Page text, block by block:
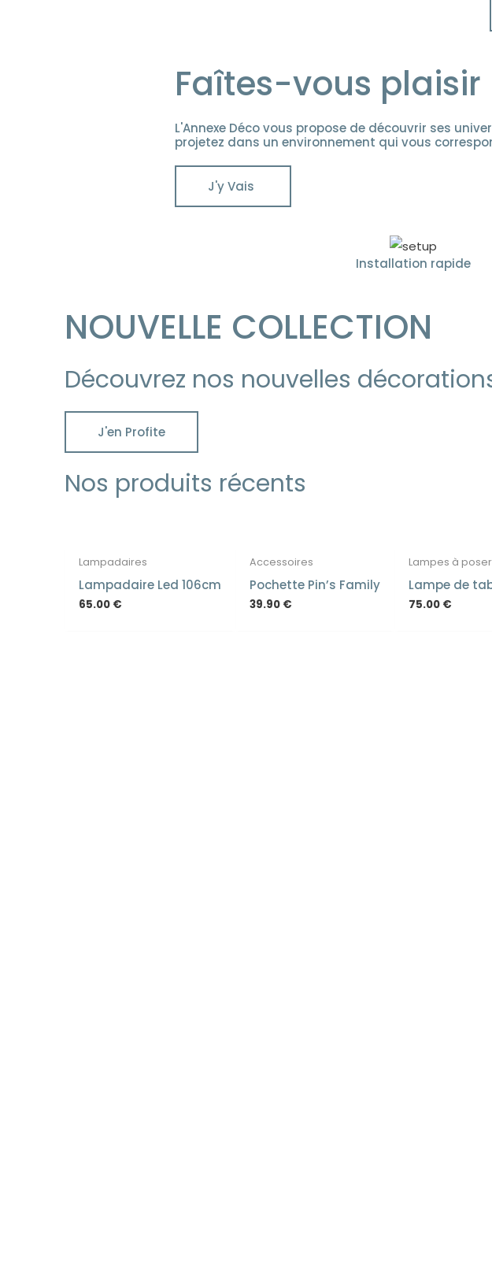
Faîtes-vous plaisir
L'Annexe Déco vous propose de découvrir ses
projetez dans un environnement qui vous
J'y Vais
Installation rapide
NOUVELLE COLLECTION
Découvrez nos nouvelles
J'en Profite
Nos produits récents
Lampadaires
Lampadaire Led 106cm
65.00 €
Accessoires
Pochette Pin’s Family
39.90 €
Lampes à poser
Lampe de
75.00 €